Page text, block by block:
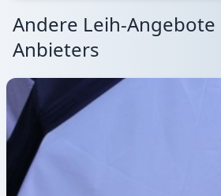
Andere Leih-
Anbieters